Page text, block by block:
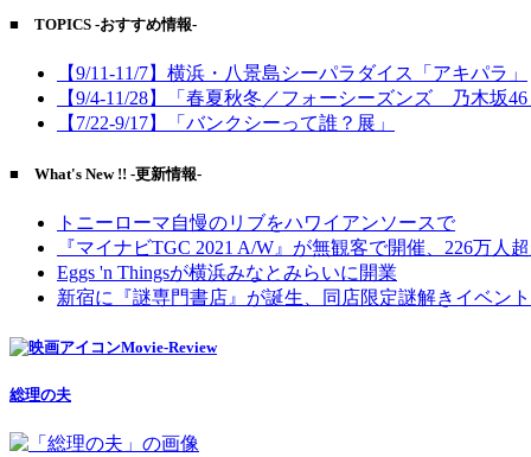
■ TOPICS -おすすめ情報-
【9/11-11/7】横浜・八景島シーパラダイス「アキパラ」
【9/4-11/28】「春夏秋冬／フォーシーズンズ 乃木坂46
【7/22-9/17】「バンクシーって誰？展」
■ What's New !! -更新情報-
トニーローマ自慢のリブをハワイアンソースで
『マイナビTGC 2021 A/W』が無観客で開催、226万人
Eggs 'n Thingsが横浜みなとみらいに開業
新宿に『謎専門書店』が誕生、同店限定謎解きイベン
Movie-Review
総理の夫